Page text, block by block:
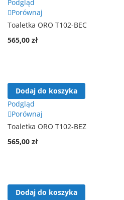
Podgląd
Porównaj
Toaletka ORO T102-BEC
565,00 zł
Dodaj do koszyka
Podgląd
Porównaj
Toaletka ORO T102-BEZ
565,00 zł
Dodaj do koszyka